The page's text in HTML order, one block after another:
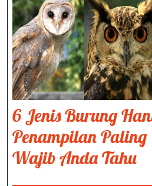
6 Jenis Burung
Penampilan
Wajib Anda Tahu6